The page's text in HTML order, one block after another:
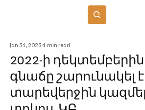
2022-ի
գնաճը շարունակել
տարեվերջին կազմել
Jan 31, 2023 1 min read